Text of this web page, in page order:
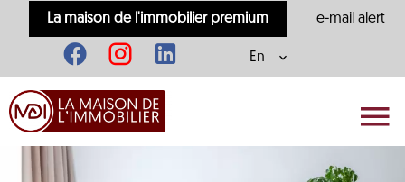
La maison de l'immobilier premium e-mail alert
En